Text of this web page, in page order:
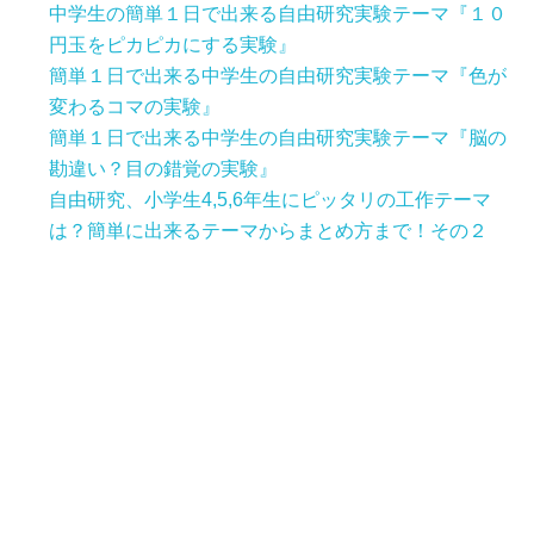
中学生の簡単１日で出来る自由研究実験テーマ『１０
円玉をピカピカにする実験』
簡単１日で出来る中学生の自由研究実験テーマ『色が
変わるコマの実験』
簡単１日で出来る中学生の自由研究実験テーマ『脳の
勘違い？目の錯覚の実験』
自由研究、小学生4,5,6年生にピッタリの工作テーマ
は？簡単に出来るテーマからまとめ方まで！その２